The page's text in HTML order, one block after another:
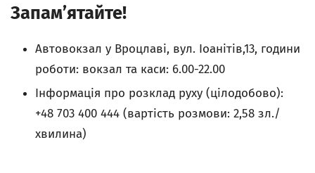
Запам’ятайте!
Автовокзал у Вроцлаві, вул. Іоанітів,13, години
роботи: вокзал та каси: 6.00-22.00
Інформація про розклад руху (цілодобово):
+48 703 400 444 (вартість розмови: 2,58 зл./
хвилина)